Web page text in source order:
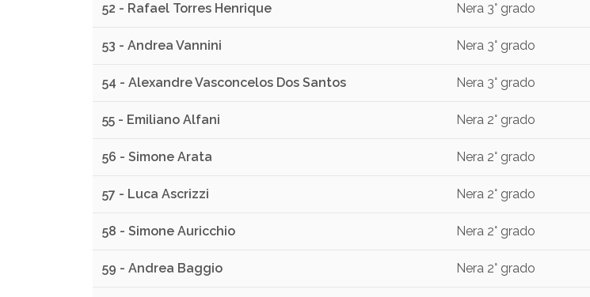
52 - Rafael Torres Henrique Nera 3° grado
53 - Andrea Vannini Nera 3° grado
54 - Alexandre Vasconcelos Dos Santos Nera 3° grado
55 - Emiliano Alfani Nera 2° grado
56 - Simone Arata Nera 2° grado
57 - Luca Ascrizzi Nera 2° grado
58 - Simone Auricchio Nera 2° grado
59 - Andrea Baggio Nera 2° grado